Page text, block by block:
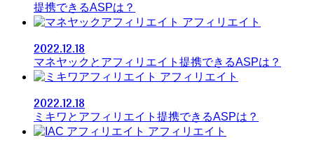
提携できるASPは？
アフィリエイト
2022.12.18
マネヤックとアフィリエイト提携できるASPは？
アフィリエイト
2022.12.18
ミキワとアフィリエイト提携できるASPは？
アフィリエイト